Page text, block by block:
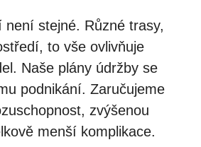
není stejné. Různé trasy,
to vše ovlivňuje
Naše plány údržby se
podnikání. Zaručujeme
zvýšenou
menší komplikace.